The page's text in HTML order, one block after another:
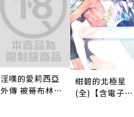
淫嘆的愛莉西亞
外傳 被哥布林帝
紺碧的北極星
(全)【含電子限